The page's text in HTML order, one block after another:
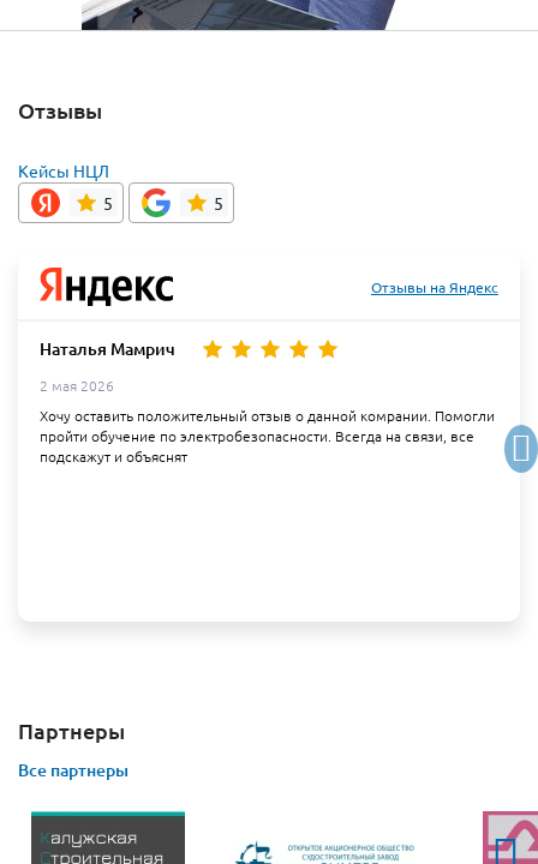
Отзывы
Кейсы НЦЛ
5
5
Отзывы на Яндекс
Наталья Мамрич
2 мая 2026
Хочу оставить положительный отзыв о данной комрании. Помогли
пройти обучение по электробезопасности. Всегда на связи, все
подскажут и объяснят
Партнеры
Все партнеры